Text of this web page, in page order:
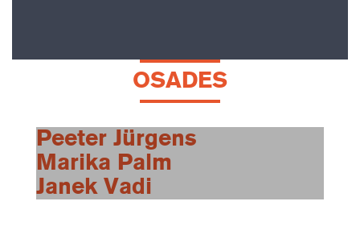
OSADES
Peeter Jürgens
Marika Palm
Janek Vadi